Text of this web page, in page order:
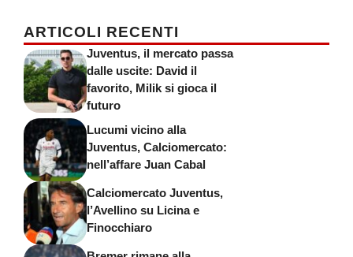
ARTICOLI RECENTI
Juventus, il mercato passa
dalle uscite: David il
favorito, Milik si gioca il
futuro
Lucumi vicino alla
Juventus, Calciomercato:
nell’affare Juan Cabal
Calciomercato Juventus,
l’Avellino su Licina e
Finocchiaro